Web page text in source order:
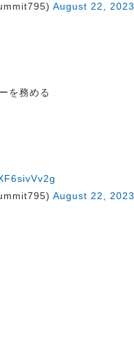
August 22, 2023
を務める
August 22, 2023